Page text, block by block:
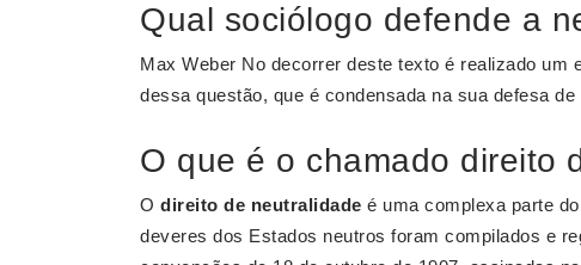
Qual sociólogo defende a
Max Weber No decorrer deste texto é realizado
dessa questão, que é condensada na sua defesa
O que é o chamado direito
O direito de neutralidade é uma complexa parte do
deveres dos Estados neutros foram compilados e